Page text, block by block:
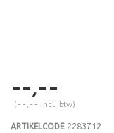
--,--
(--,-- Incl. btw)
ARTIKELCODE2283712